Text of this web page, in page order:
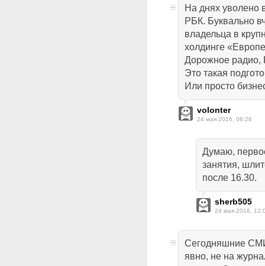
На днях уволено
РБК. Буквально
владельца в
холдинге
Дорожное радио,
Это такая
Или просто
volonter
24 мая 2016, 08:26
Думаю,
занятия,
после 16.30.
sherb505
24 мая 2016,
Сегодняшние
явно, не на